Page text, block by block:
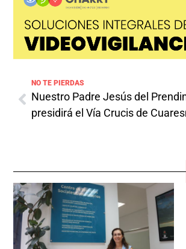
NO TE PIERDAS
Nuestro Padre Jesús del
presidirá el Vía Crucis de